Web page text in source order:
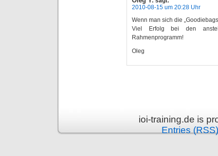
2010-08-15 um 20:28 Uhr
Wenn man sich die
Viel Erfolg bei den
Rahmenprogramm!
Oleg
ioi-training.de is
Entries (RSS)